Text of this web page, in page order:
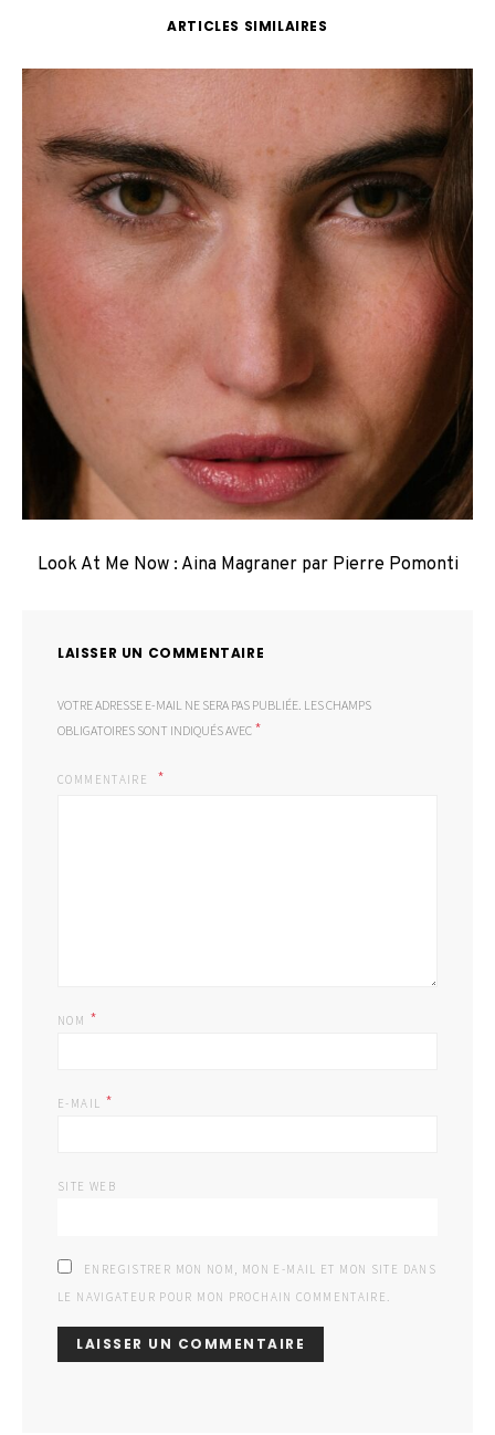
ARTICLES SIMILAIRES
Look At Me Now : Aina Magraner par Pierre Pomonti
LAISSER UN COMMENTAIRE
VOTRE ADRESSE E-MAIL NE SERA PAS PUBLIÉE. LES CHAMPS
OBLIGATOIRES SONT INDIQUÉS AVEC *
COMMENTAIRE
NOM *
E-MAIL *
SITE WEB
ENREGISTRER MON NOM, MON E-MAIL ET MON SITE DANS
LE NAVIGATEUR POUR MON PROCHAIN COMMENTAIRE.